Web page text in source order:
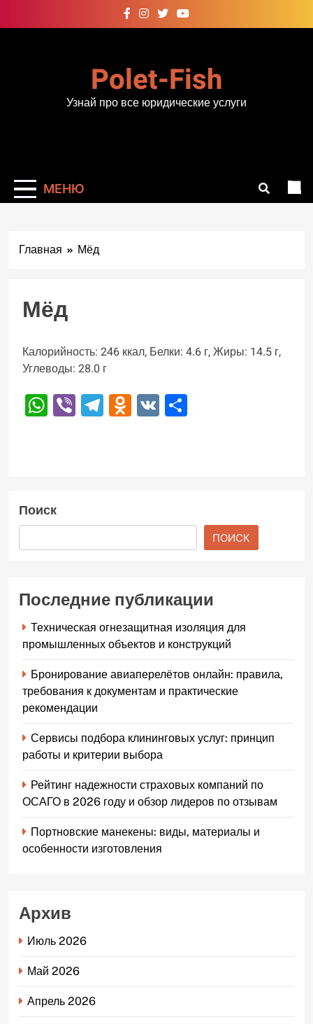
к
Polet-Fish
Узнай про все юридические услуги
МЕНЮ
Главная Мёд
Мёд
Калорийность: 246 ккал, Белки: 4.6 г, Жиры: 14.5 г,
Углеводы: 28.0 г
WhatsApp
ViberTelegram
Odnoklassniki
VK
Поиск
ПОИСК
Последние публикации
Техническая огнезащитная изоляция для
промышленных объектов и конструкций
Бронирование авиаперелётов онлайн: правила,
требования к документам и практические
рекомендации
Сервисы подбора клининговых услуг: принцип
работы и критерии выбора
Рейтинг надежности страховых компаний по
ОСАГО в 2026 году и обзор лидеров по отзывам
Портновские манекены: виды, материалы и
особенности изготовления
Архив
Июль 2026
Май 2026
Апрель 2026